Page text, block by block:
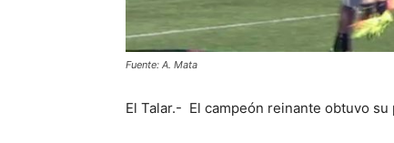
Fuente: A. Mata
El Talar.- El campeón reinante obtuvo